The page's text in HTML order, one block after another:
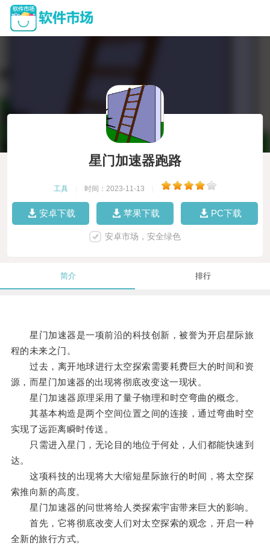
星门加速器跑路
工具 时间：2023-11-13
安卓下载 苹果下载 PC下载
安卓市场，安全绿色
简介 排行
星门加速器是一项前沿的科技创新，被誉为开启星际旅
程的未来之门。
过去，离开地球进行太空探索需要耗费巨大的时间和资
源，而星门加速器的出现将彻底改变这一现状。
星门加速器原理采用了量子物理和时空弯曲的概念。
其基本构造是两个空间位置之间的连接，通过弯曲时空
实现了远距离瞬时传送。
只需进入星门，无论目的地位于何处，人们都能快速到
达。
这项科技的出现将大大缩短星际旅行的时间，将太空探
索推向新的高度。
星门加速器的问世将给人类探索宇宙带来巨大的影响。
首先，它将彻底改变人们对太空探索的观念，开启一种
全新的旅行方式。